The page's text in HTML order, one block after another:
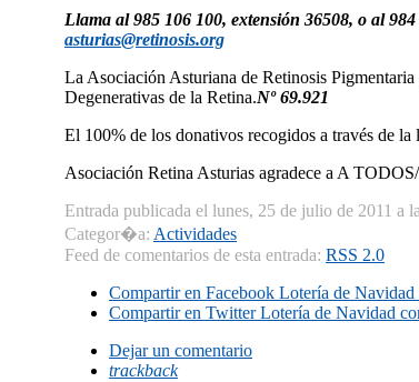
Llama al 985 106 100, extensión 36508, o al
asturias@retinosis.org
La Asociación Asturiana de Retinosis
Degenerativas de la Retina.Nº 69.921
El 100% de los donativos recogidos a través de
Asociación Retina Asturias agradece a A
Entrada publicada el lunes, 25 de julio de 2011 a
Categor�a: Actividades
Feed de comentarios de esta entrada: RSS 2.0
Compartir en Facebook Loterí­a de Navidad
Compartir en TwitterLoterí­a de Navidad
Dejar un comentario
trackback